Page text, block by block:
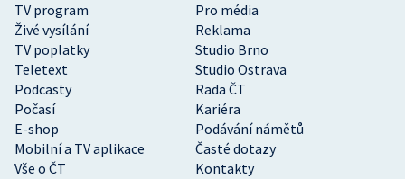
TV program
Pro média
Živé vysílání
Reklama
TV poplatky
Studio Brno
Teletext
Studio Ostrava
Podcasty
Rada ČT
Počasí
Kariéra
E-shop
Podávání námětů
Mobilní a TV aplikace
Časté dotazy
Vše o ČT
Kontakty